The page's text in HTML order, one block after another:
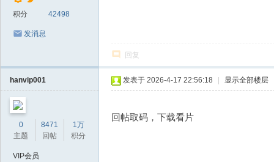
积分 42498
发消息
回复
hanvip001
0
主题
8471
回帖
1万
积分
VIP会员
发表于 2026-4-17 22:56:18 显示全部楼层
回帖取码，下载看片